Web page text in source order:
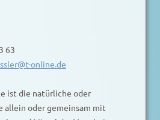
63
online.de
ist die natürliche oder
allein oder gemeinsam mit